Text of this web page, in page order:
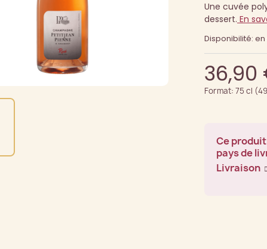
Une cuvée
dessert. En
Disponibilité:
36,90
Format: 75 cl
Ce
pays de
Livraison